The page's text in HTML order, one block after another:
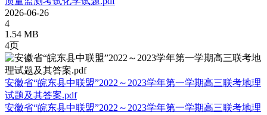
2026-06-26
4
1.54 MB
4页
安徽省“皖东县中联盟”2022～2023学年第一学期高三联考地理
试题及其答案.pdf
安徽省“皖东县中联盟”2022～2023学年第一学期高三联考地理